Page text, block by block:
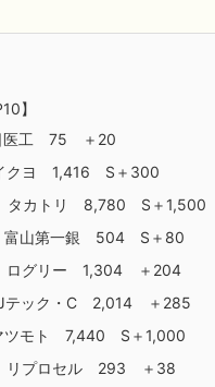
】
医工 75 ＋20
クヨ 1,416 S＋300
カトリ 8,780 S＋1,500
山第一銀 504 S＋80
グリー 1,304 ＋204
ック・C 2,014 ＋285
モト 7,440 S＋1,000
プロセル 293 ＋38